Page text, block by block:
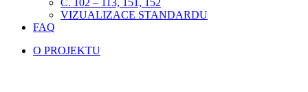
Č. 102 – 113, 151, 152
VIZUALIZACE STANDARDU
FAQ
O PROJEKTU